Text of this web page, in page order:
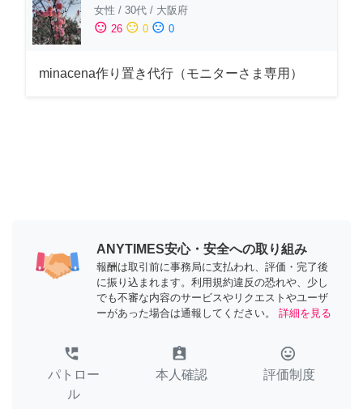
女性 / 30代 / 大阪府
sentiment_satisfied 26 sentiment_neutral 0 sentiment_dissatisfied 0
minacena作り置き代行（モニターさま専用）
ANYTIMES安心・安全への取り組み
報酬は取引前に事務局に支払われ、評価・完了後
に振り込まれます。利用規約違反の恐れや、少し
でも不審な内容のサービスやリクエストやユーザ
ーがあった場合は通報してください。
詳細を見る
perm_phone_msg
パトロー
ル
assignment_ind
本人確認
tag_faces
評価制度